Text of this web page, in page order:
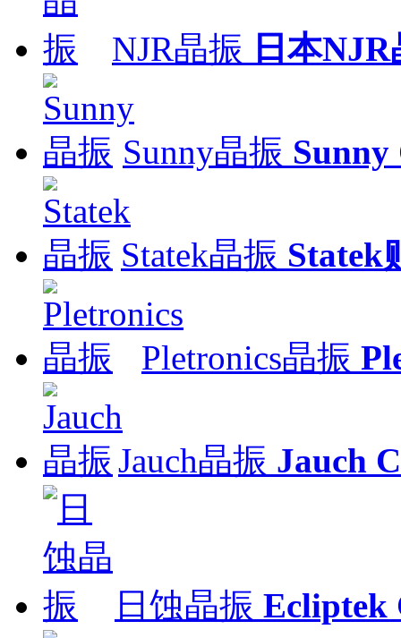
NJR晶振 日本
Sunny晶振
Statek晶振 Statek
Pletronics晶振
Jauch晶振 Jauch
日蚀晶振 Ecliptek